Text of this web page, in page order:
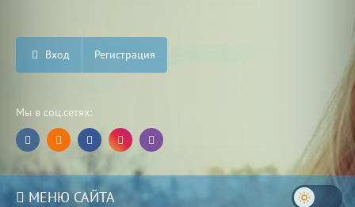
Вход Регистрация
Мы в соц.сетях:
МЕНЮ САЙТА